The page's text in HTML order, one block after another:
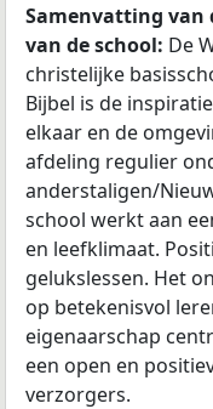
Samenvatting van
van de school: De
christelijke
Bijbel is de
elkaar en de
afdeling regulier
anderstaligen/
school werkt aan
en leefklimaat.
gelukslessen. Het
op betekenisvol
eigenaarschap
een open en
verzorgers.